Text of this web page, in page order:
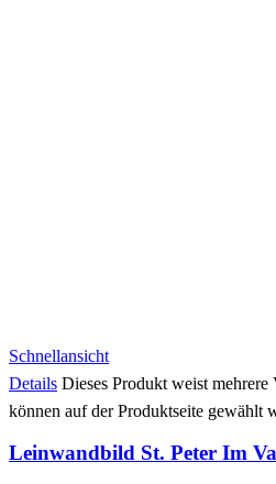
Schnellansicht
Details Dieses Produkt weist
können auf der Produktseite gewählt
Leinwandbild St. Peter Im